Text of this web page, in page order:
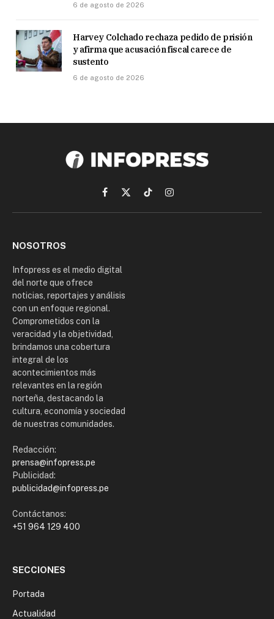
6 de agosto de 2026
Harvey Colchado rechaza pedido de prisión
y afirma que acusación fiscal carece de
sustento
6 de agosto de 2026
Facebook
X
(Twitter)
TikTokInstagram
NOSOTROS
Infopress es el medio digital
del norte que ofrece
noticias, reportajes y análisis
con un enfoque regional.
Comprometidos con la
veracidad y la objetividad,
brindamos una cobertura
integral de los
acontecimientos más
relevantes en la región
norteña, destacando la
cultura, economía y sociedad
de nuestras comunidades.
Redacción:
prensa@infopress.pe
Publicidad:
publicidad@infopress.pe
Contáctanos:
+51 964 129 400
SECCIONES
Portada
Actualidad